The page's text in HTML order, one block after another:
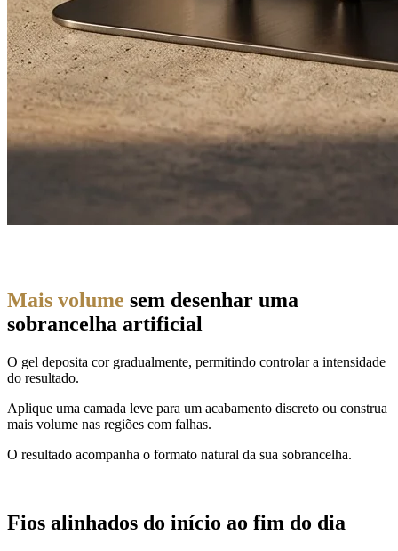
Mais volume sem desenhar uma
sobrancelha artificial
O gel deposita cor gradualmente, permitindo controlar a intensidade
do resultado.
Aplique uma camada leve para um acabamento discreto ou construa
mais volume nas regiões com falhas.
O resultado acompanha o formato natural da sua sobrancelha.
Fios alinhados do início ao fim do dia